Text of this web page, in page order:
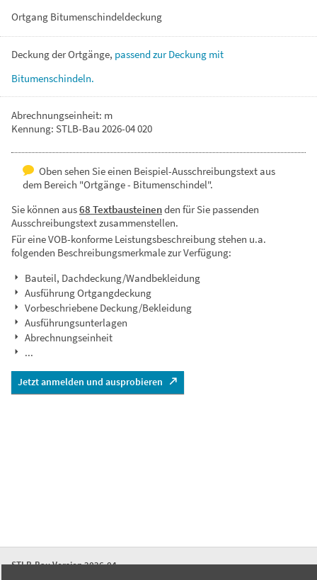
Ortgang Bitumenschindeldeckung
DeckungderOrtgänge, passendzurDeckung mit
Bitumenschindeln.
Abrechnungseinheit: m
Kennung: STLB-Bau 2026-04 020
Oben sehen Sie einen Beispiel-Ausschreibungstext aus
dem Bereich "Ortgänge - Bitumenschindel".
Sie können aus68 Textbausteinenden für Sie passenden
Ausschreibungstext zusammenstellen.
Für eine VOB-konforme Leistungsbeschreibung stehen u.a.
folgenden Beschreibungsmerkmale zur Verfügung:
Bauteil, Dachdeckung/Wandbekleidung
Ausführung Ortgangdeckung
Vorbeschriebene Deckung/Bekleidung
Ausführungsunterlagen
Abrechnungseinheit
...
Jetzt anmelden und ausprobieren
STLB-Bau Version 2026-04